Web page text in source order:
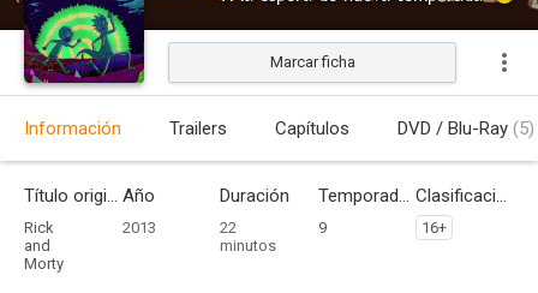
Marcar ficha
Información Trailers Capítulos DVD / Blu-Ray (5)
Título original
Rick
and
Morty
Año
2013
Duración
22
minutos
Temporadas
9
Clasificación por edades
16+